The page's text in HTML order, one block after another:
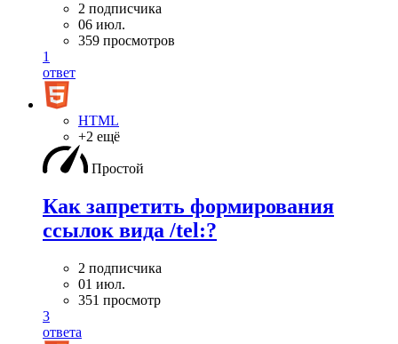
2 подписчика
06 июл.
359 просмотров
1
ответ
HTML
+2 ещё
Простой
Как запретить формирования
ссылок вида /tel:?
2 подписчика
01 июл.
351 просмотр
3
ответа